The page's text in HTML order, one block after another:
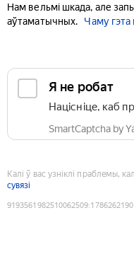
Нам вельмі шкада, але
аўтаматычных.
Чаму гэта
Я не робат
Націсніце, каб
SmartCaptcha by
Калі ў вас узніклі праблемы,
сувязі
9193561982510062509:1786262190